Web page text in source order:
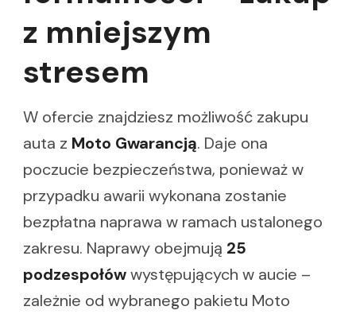
z mniejszym
stresem
W ofercie znajdziesz możliwość zakupu
auta z Moto Gwarancją. Daje ona
poczucie bezpieczeństwa, ponieważ w
przypadku awarii wykonana zostanie
bezpłatna naprawa w ramach ustalonego
zakresu. Naprawy obejmują 25
podzespołówwystępujących w aucie –
zależnie od wybranego pakietu Moto